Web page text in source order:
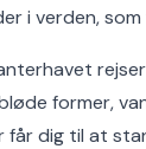
i verden,
former,
får dig til at